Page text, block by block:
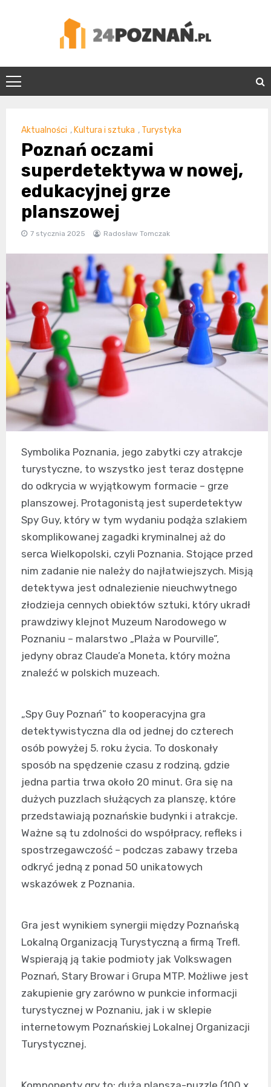
24Poznań.pl
Aktualności , Kultura i sztuka , Turystyka
Poznań oczami
superdetektywa w nowej,
edukacyjnej grze
planszowej
7 stycznia 2025 Radosław Tomczak
Symbolika Poznania, jego zabytki czy atrakcje
turystyczne, to wszystko jest teraz dostępne
do odkrycia w wyjątkowym formacie – grze
planszowej. Protagonistą jest superdetektyw
Spy Guy, który w tym wydaniu podąża szlakiem
skomplikowanej zagadki kryminalnej aż do
serca Wielkopolski, czyli Poznania. Stojące przed
nim zadanie nie należy do najłatwiejszych. Misją
detektywa jest odnalezienie nieuchwytnego
złodzieja cennych obiektów sztuki, który ukradł
prawdziwy klejnot Muzeum Narodowego w
Poznaniu – malarstwo „Plaża w Pourville”,
jedyny obraz Claude’a Moneta, który można
znaleźć w polskich muzeach.
„Spy Guy Poznań” to kooperacyjna gra
detektywistyczna dla od jednej do czterech
osób powyżej 5. roku życia. To doskonały
sposób na spędzenie czasu z rodziną, gdzie
jedna partia trwa około 20 minut. Gra się na
dużych puzzlach służących za planszę, które
przedstawiają poznańskie budynki i atrakcje.
Ważne są tu zdolności do współpracy, refleks i
spostrzegawczość – podczas zabawy trzeba
odkryć jedną z ponad 50 unikatowych
wskazówek z Poznania.
Gra jest wynikiem synergii między Poznańską
Lokalną Organizacją Turystyczną a firmą Trefl.
Wspierają ją takie podmioty jak Volkswagen
Poznań, Stary Browar i Grupa MTP. Możliwe jest
zakupienie gry zarówno w punkcie informacji
turystycznej w Poznaniu, jak i w sklepie
internetowym Poznańskiej Lokalnej Organizacji
Turystycznej.